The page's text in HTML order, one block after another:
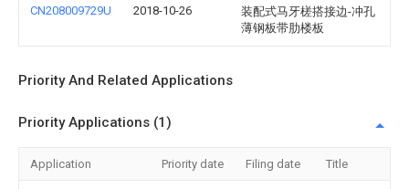
CN208009729U 2018-10-26
装配式马牙槎搭接边-冲孔
薄钢板带肋楼板
Priority And Related Applications
Priority Applications (1)
Application Priority date Filing date Title